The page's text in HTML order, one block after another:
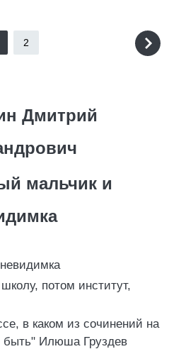
2
Дмитрий
мальчик и
потом институт,
в каком из сочинений на
быть" Илюша Груздев